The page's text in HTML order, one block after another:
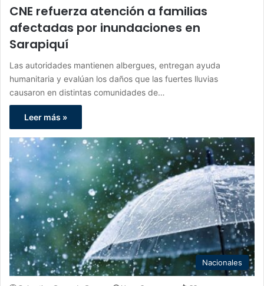
CNE refuerza atención a familias
afectadas por inundaciones en
Sarapiquí
Las autoridades mantienen albergues, entregan ayuda
humanitaria y evalúan los daños que las fuertes lluvias
causaron en distintas comunidades de…
Leer más »
Nacionales